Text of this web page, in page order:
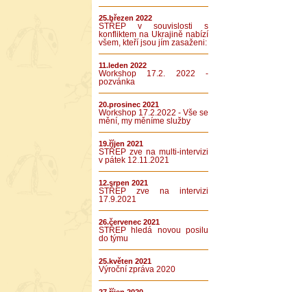
25.březen 2022
STŘEP v souvislosti s
konfliktem na Ukrajině nabízí
všem, kteří jsou jím zasaženi:
11.leden 2022
Workshop 17.2. 2022 -
pozvánka
20.prosinec 2021
Workshop 17.2.2022 - Vše se
mění, my měníme služby
19.říjen 2021
STŘEP zve na multi-intervizi
v pátek 12.11.2021
12.srpen 2021
STŘEP zve na intervizi
17.9.2021
26.červenec 2021
STŘEP hledá novou posilu
do týmu
25.květen 2021
Výroční zpráva 2020